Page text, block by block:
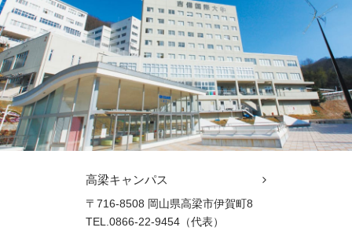
高梁キャンパス
〒716-8508 岡山県高梁市伊賀町8
TEL.0866-22-9454（代表）